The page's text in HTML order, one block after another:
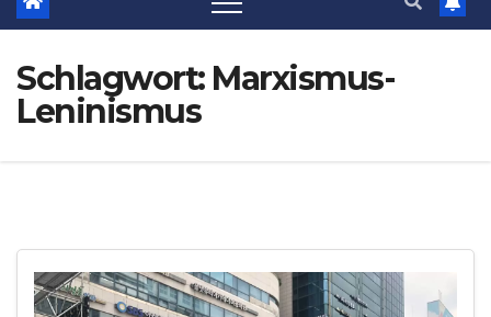
Schlagwort: Marxismus-
Leninismus